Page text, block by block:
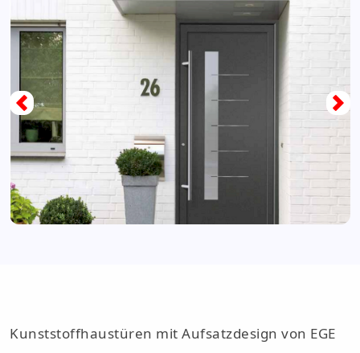
Kunststoffhaustüren mit Aufsatzdesign von EGE